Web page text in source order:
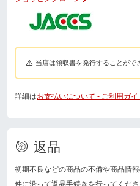
当店は領収書を発行することがで
詳細はお支払いについて - ご利用ガイ
返品
初期不良などの商品の不備や商品情
件に沿って返品手続きを行ってくだ